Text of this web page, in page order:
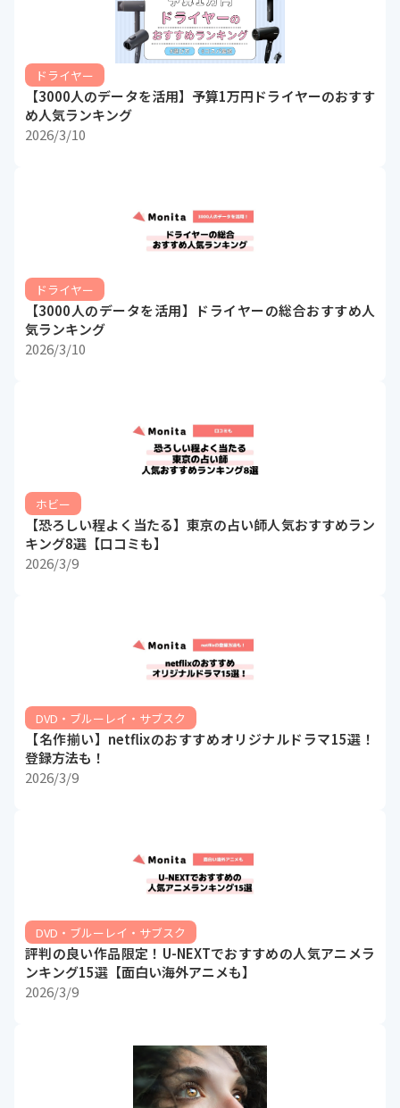
ドライヤー
【3000人のデータを活用】予算1万円ドライヤーのおすす
め人気ランキング
2026/3/10
ドライヤー
【3000人のデータを活用】ドライヤーの総合おすすめ人
気ランキング
2026/3/10
ホビー
【恐ろしい程よく当たる】東京の占い師人気おすすめラン
キング8選【口コミも】
2026/3/9
DVD・ブルーレイ・サブスク
【名作揃い】netflixのおすすめオリジナルドラマ15選！
登録方法も！
2026/3/9
DVD・ブルーレイ・サブスク
評判の良い作品限定！U-NEXTでおすすめの人気アニメラ
ンキング15選【面白い海外アニメも】
2026/3/9